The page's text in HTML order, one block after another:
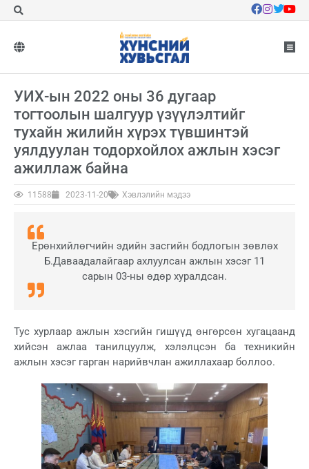
УИХ-ын 2022 оны 36 дугаар
тогтоолын шалгуур үзүүлэлтийг
тухайн жилийн хүрэх түвшинтэй
уялдуулан тодорхойлох ажлын хэсэг
ажиллаж байна
11588 2023-11-20 Хэвлэлийн мэдээ
Ерөнхийлөгчийн эдийн засгийн бодлогын зөвлөх
Б.Даваадалайгаар ахлуулсан ажлын хэсэг 11
сарын 03-ны өдөр хуралдсан.
Тус хурлаар ажлын хэсгийн гишүүд өнгөрсөн хугацаанд
хийсэн ажлаа танилцуулж, хэлэлцсэн ба техникийн
ажлын хэсэг гарган нарийвчлан ажиллахаар боллоо.